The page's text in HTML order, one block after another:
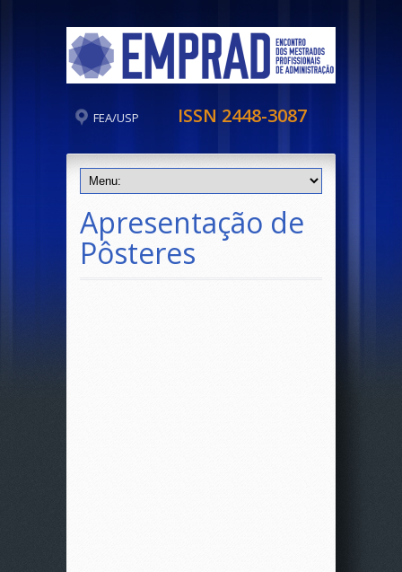
FEA/USP ISSN 2448-3087
Apresentação de
Pôsteres